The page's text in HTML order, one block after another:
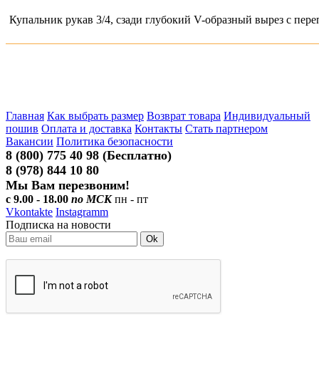
Купальник рукав 3/4, сзади глубокий V-образный вырез с
Главная Как выбрать размер Возврат товара Индивидуальный
пошив Оплата и доставка Контакты Стать партнером
Вакансии Политика безопасности
8 (800) 775 40 98 (Бесплатно)
8 (978) 844 10 80
Мы Вам перезвоним!
с 9.00 - 18.00 по МСКпн - пт
Vkontakte Instagramm
Подписка на новости